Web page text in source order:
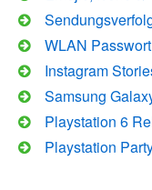
WLAN
Instagram
Samsung
Playstation 6
Playstation